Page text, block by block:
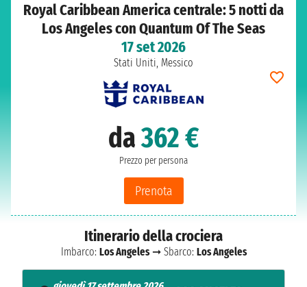
Royal Caribbean America centrale: 5 notti da
Los Angeles con Quantum Of The Seas
17 set 2026
Stati Uniti, Messico
da362 €
Prezzo per persona
Prenota
Itinerario della crociera
Imbarco: Los Angeles➞ Sbarco: Los Angeles